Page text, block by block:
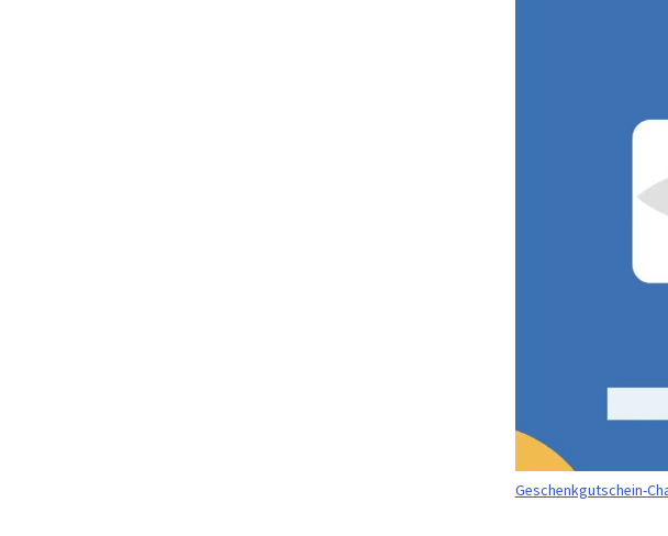
Geschenkgutschein-